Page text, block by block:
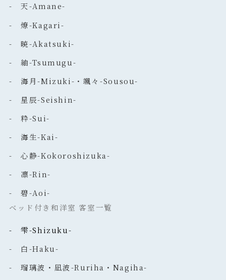
- 天-Amane-
- 燎-Kagari-
- 暁-Akatsuki-
- 紬-Tsumugu-
- 海月-Mizuki-・颯々-Sousou-
- 星辰-Seishin-
- 粋-Sui-
- 海生-Kai-
- 心静-Kokoroshizuka-
- 凛-Rin-
- 碧-Aoi-
ベッド付き和洋室 客室一覧
- 雫-Shizuku-
- 白-Haku-
- 瑠璃波・凪波-Ruriha・Nagiha-